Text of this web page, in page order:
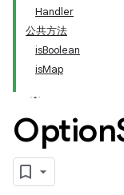
Handler
公共方法
isBoolean
isMap
Option